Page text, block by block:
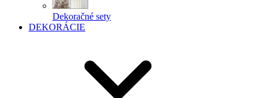
Dekoračné sety
DEKORÁCIE